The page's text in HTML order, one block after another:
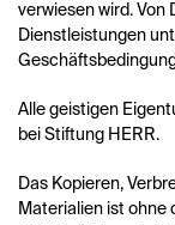
verwiesen wird.
Dienstleistungen
Alle geistigen
bei Stiftung HERR.
Das Kopieren,
Materialien ist ohne